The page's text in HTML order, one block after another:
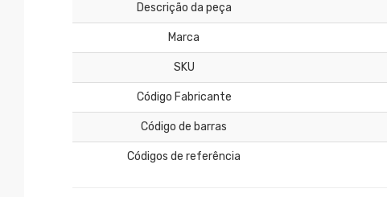
Descrição da peça
Marca
SKU
Código Fabricante
Código de barras
Códigos de referência